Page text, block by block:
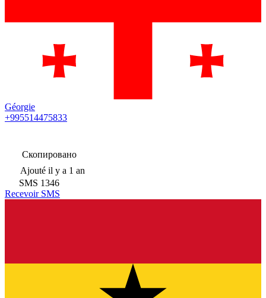
Géorgie
+995514475833
Скопировано
Ajouté il y a 1 an
SMS 1346
Recevoir SMS